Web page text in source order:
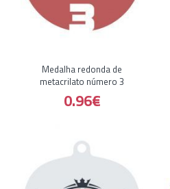
Medalha redonda de
metacrilato número 3
0.96€